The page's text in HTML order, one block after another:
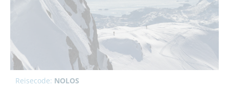
Reisecode: NOLOS